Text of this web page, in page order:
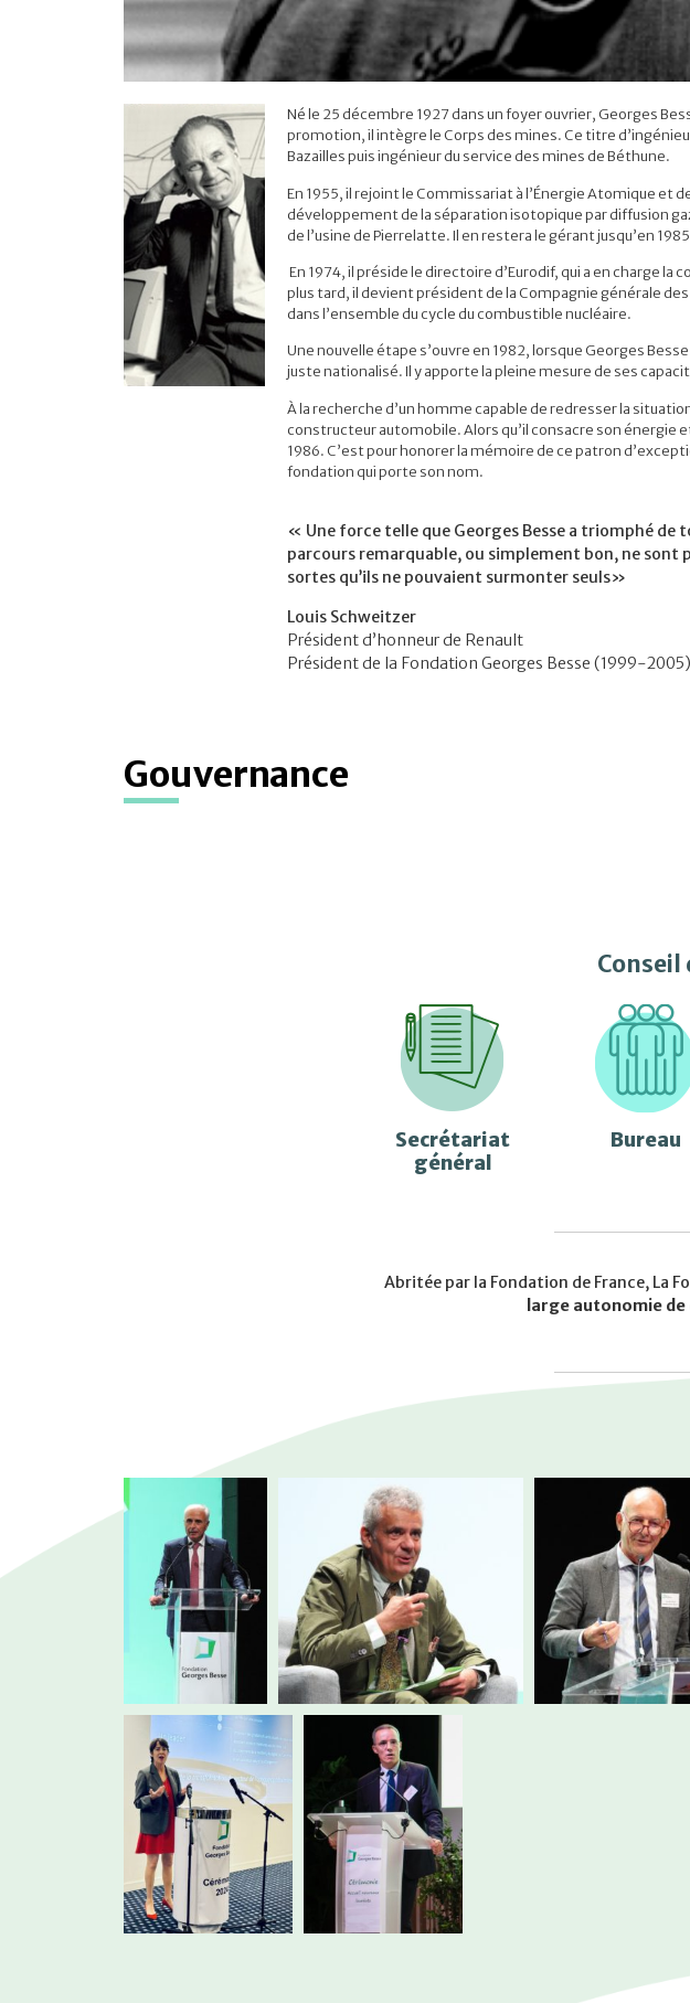
Né le 25 décembre 1927 dans un foyer ouvrier, Georges
promotion, il intègre le Corps des mines. Ce titre
Bazailles puis ingénieur du service des mines de Béthune.
En 1955, il rejoint le Commissariat à l’Énergie Atomique et
développement de la séparation isotopique par diffusion
de l’usine de Pierrelatte. Il en restera le gérant jusqu’en
En 1974, il préside le directoire d’Eurodif, qui a en charge
plus tard, il devient président de la Compagnie générale
dans l’ensemble du cycle du combustible nucléaire.
Une nouvelle étape s’ouvre en 1982, lorsque Georges
juste nationalisé. Il y apporte la pleine mesure de ses
À la recherche d’un homme capable de redresser la
constructeur automobile. Alors qu’il consacre son
1986. C’est pour honorer la mémoire de ce patron
fondation qui porte son nom.
« Une force telle que Georges Besse a triomphé de
parcours remarquable, ou simplement bon, ne sont
sortes qu’ils ne pouvaient surmonter seuls»
Louis Schweitzer
Président d’honneur de Renault
Président de la Fondation Georges Besse (1999-2005)
Gouvernance
Secrétariat
général
Bureau
Abritée par la Fondation de France, La
large autonomie